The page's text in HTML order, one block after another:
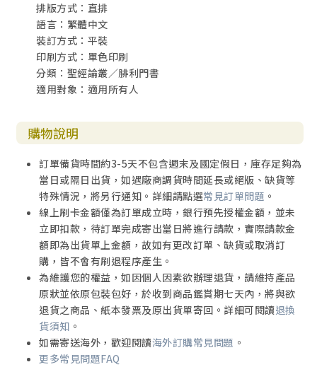
排版方式：直排
語言：繁體中文
裝訂方式：平裝
印刷方式：單色印刷
分類：聖經論叢／腓利門書
適用對象：適用所有人
購物說明
訂單備貨時間約3-5天不包含週末及國定假日，庫存足夠為
當日或隔日出貨，如遇廠商調貨時間延長或絕版、缺貨等
特殊情況，將另行通知。詳細請點選常見訂單問題 。
線上刷卡金額僅為訂單成立時，銀行預先授權金額，並未
立即扣款，待訂單完成寄出當日將進行請款，實際請款金
額即為出貨單上金額，故如有更改訂單、缺貨或取消訂
購，皆不會有刷退程序產生。
為維護您的權益，如因個人因素欲辦理退貨，請維持產品
原狀並依原包裝包好，於收到商品鑑賞期七天內，將與欲
退貨之商品、紙本發票及原出貨單寄回。詳細可閱讀退換
貨須知 。
如需寄送海外，歡迎閱讀海外訂購常見問題 。
更多常見問題FAQ